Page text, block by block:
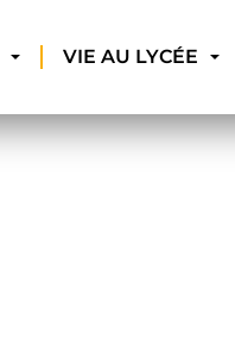
VIE AU LYCÉE